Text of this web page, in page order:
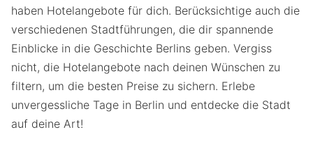
haben Hotelangebote für dich. Berücksichtige auch die
verschiedenen Stadtführungen, die dir spannende
Einblicke in die Geschichte Berlins geben. Vergiss
nicht, die Hotelangebote nach deinen Wünschen zu
filtern, um die besten Preise zu sichern. Erlebe
unvergessliche Tage in Berlin und entdecke die Stadt
auf deine Art!